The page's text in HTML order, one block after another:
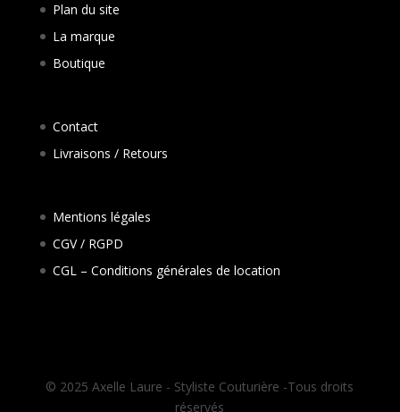
Plan du site
La marque
Boutique
Contact
Livraisons / Retours
Mentions légales
CGV / RGPD
CGL – Conditions générales de location
© 2025 Axelle Laure - Styliste Couturière -Tous droits
réservés